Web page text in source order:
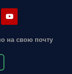
на свою почту